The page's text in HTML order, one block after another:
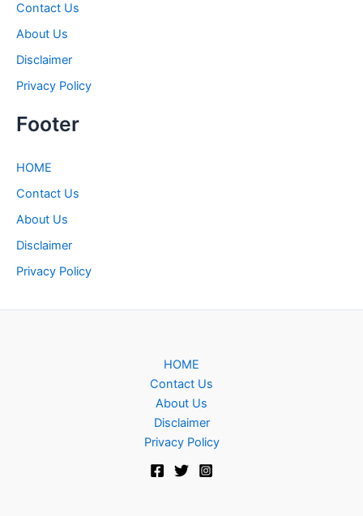
Contact Us
About Us
Disclaimer
Privacy Policy
Footer
HOME
Contact Us
About Us
Disclaimer
Privacy Policy
HOME
Contact Us
About Us
Disclaimer
Privacy Policy